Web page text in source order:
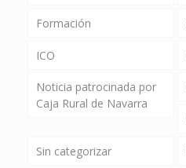
Formación
ICO
Noticia patrocinada por
Caja Rural de Navarra
Sin categorizar